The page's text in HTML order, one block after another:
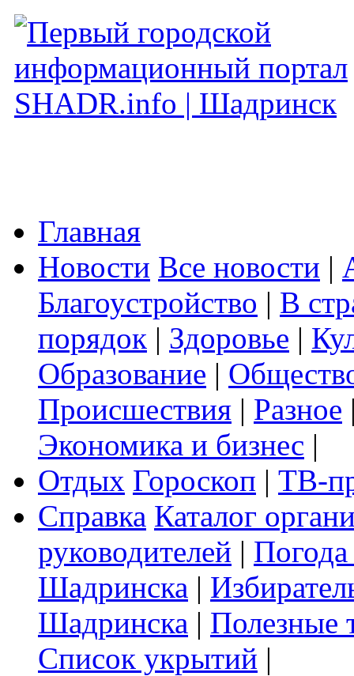
Главная
Новости Все новости |
Благоустройство | В
порядок | Здоровье |
Образование |
Происшествия | Разное
Экономика и бизнес |
Отдых Гороскоп | ТВ-
Справка Каталог
руководителей |
Шадринска |
Шадринска | Полезные
Список укрытий |